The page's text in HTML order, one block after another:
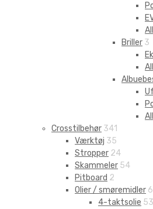
Briller 3
Crosstilbehør 341
Værktøj 35
Stropper 24
Skammeler 54
Pitboard 2
Olier / smøremidler
4-taktsolie 53